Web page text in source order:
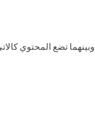
تضع المحتوي